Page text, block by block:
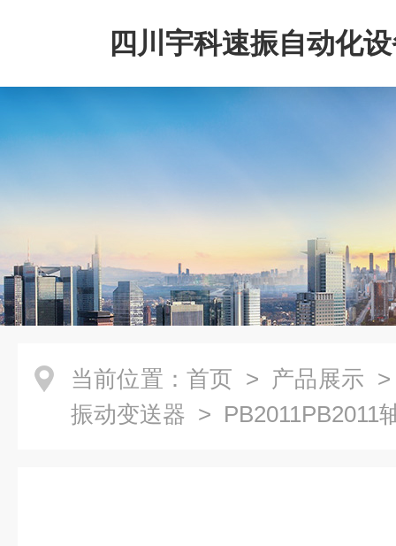
四川宇科速振自动化
公司
当前位置： 首页 > 产品展示
振动变送器 > PB2011PB2011